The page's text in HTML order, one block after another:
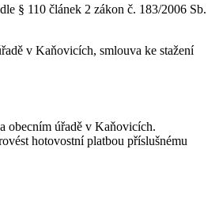
§ 110 článek 2 zákon č. 183/2006 Sb.
v Kaňovicích, smlouva ke stažení
obecním úřadě v Kaňovicích.
hotovostní platbou příslušnému